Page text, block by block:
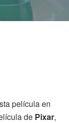
película en
de Pixar,